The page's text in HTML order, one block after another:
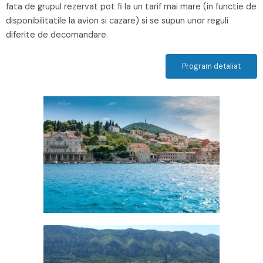
fata de grupul rezervat pot fi la un tarif mai mare (in functie de
disponibilitatile la avion si cazare) si se supun unor reguli
diferite de decomandare.
Program detaliat